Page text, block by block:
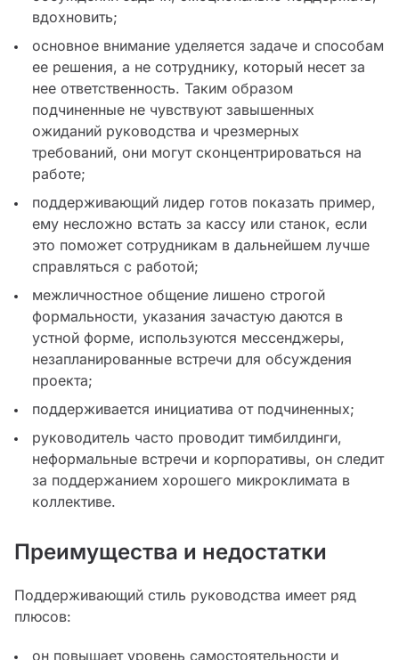
вдохновить;
основное внимание уделяется задаче и способам
ее решения, а не сотруднику, который несет за
нее ответственность. Таким образом
подчиненные не чувствуют завышенных
ожиданий руководства и чрезмерных
требований, они могут сконцентрироваться на
работе;
поддерживающий лидер готов показать пример,
ему несложно встать за кассу или станок, если
это поможет сотрудникам в дальнейшем лучше
справляться с работой;
межличностное общение лишено строгой
формальности, указания зачастую даются в
устной форме, используются мессенджеры,
незапланированные встречи для обсуждения
проекта;
поддерживается инициатива от подчиненных;
руководитель часто проводит тимбилдинги,
неформальные встречи и корпоративы, он следит
за поддержанием хорошего микроклимата в
коллективе.
Преимущества и недостатки
Поддерживающий стиль руководства имеет ряд
плюсов:
он повышает уровень самостоятельности и